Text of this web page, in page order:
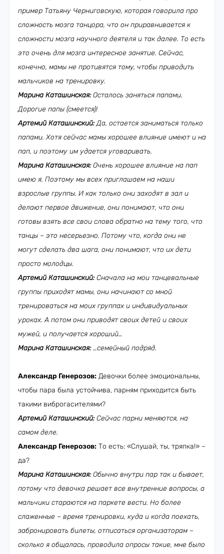
пример Татьяну Черниговскую, которая говорила про
сложность мозга танцора, что он приравнивается к
сложности мозга научного деятеля и так далее. То есть
это очень для мозга интересное занятие. Сейчас,
конечно, мамы не противятся тому, чтобы приводить
мальчиков на тренировку.
Марина Каташинская:Осталось заняться папами.
Дорогие папы (смеется)!
Артемий Каташинский:Да, остается заниматься только
папами. Хотя сейчас мамы хорошее влияние имеют и на
пап, и поэтому им удается уговаривать.
Марина Каташинская:Очень хорошее влияние на пап
имею я. Поэтому мы всех приглашаем на наши
взрослые группы. И как только они заходят в зал и
делают первое движение, они понимают, что они
готовы взять все свои слова обратно на тему того, что
танцы – это несерьезно. Потому что, когда они не
могут сделать два шага, они понимают, что их дети
просто молодцы.
Артемий Каташинский:Сначала на мои танцевальные
группы приходят мамы, они начинают со мной
тренироваться на моих группах и индивидуальных
уроках. А потом они приводят своих детей и своих
мужей, и получается хороший…
Марина Каташинская:…семейный подряд.
Александр Генерозов: Девочки более эмоциональны,
чтобы пара была устойчива, парням приходится быть
такими виброгасителями?
Артемий Каташинский:Сейчас парни меняются, на
самом деле.
Александр Генерозов: То есть: «Слушай, ты, тряпка!» –
да?
Марина Каташинская:Обычно внутри пар так и бывает,
потому что девочка решает все внутренние вопросы, а
мальчики стараются на паркете вести. Но более
слаженные – время тренировки, куда и когда поехать,
забронировать билеты, отписаться организаторам –
сколько я общалась, проводила опросы такие, мне было